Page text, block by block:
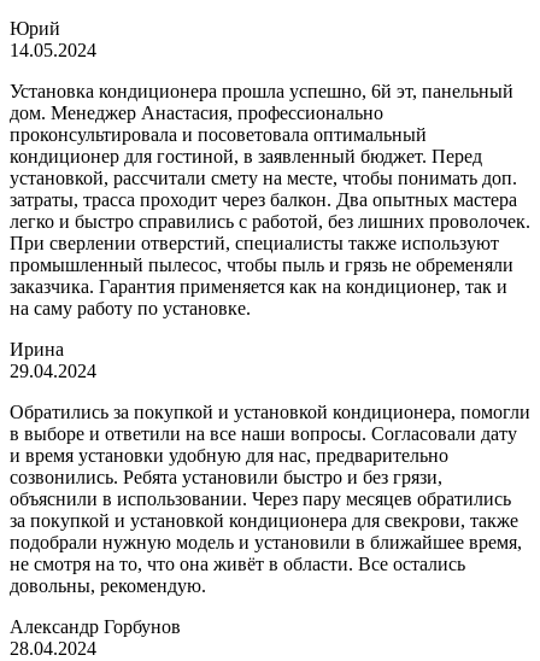
Юрий
14.05.2024
Установка кондиционера прошла успешно, 6й эт, панельный
дом. Менеджер Анастасия, профессионально
проконсультировала и посоветовала оптимальный
кондиционер для гостиной, в заявленный бюджет. Перед
установкой, рассчитали смету на месте, чтобы понимать доп.
затраты, трасса проходит через балкон. Два опытных мастера
легко и быстро справились с работой, без лишних проволочек.
При сверлении отверстий, специалисты также используют
промышленный пылесос, чтобы пыль и грязь не обременяли
заказчика. Гарантия применяется как на кондиционер, так и
на саму работу по установке.
Ирина
29.04.2024
Обратились за покупкой и установкой кондиционера, помогли
в выборе и ответили на все наши вопросы. Согласовали дату
и время установки удобную для нас, предварительно
созвонились. Ребята установили быстро и без грязи,
объяснили в использовании. Через пару месяцев обратились
за покупкой и установкой кондиционера для свекрови, также
подобрали нужную модель и установили в ближайшее время,
не смотря на то, что она живёт в области. Все остались
довольны, рекомендую.
Александр Горбунов
28.04.2024